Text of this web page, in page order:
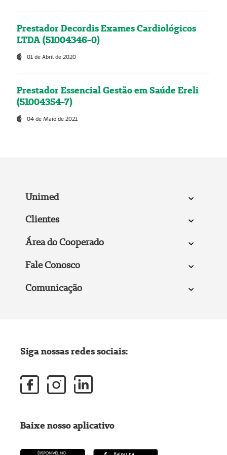
Prestador Decordis Exames Cardiológicos
LTDA (51004346-0)
01 de Abril de 2020
Prestador Essencial Gestão em Saúde Ereli
(51004354-7)
04 de Maio de 2021
Unimed
Clientes
Área do Cooperado
Fale Conosco
Comunicação
Siga nossas redes sociais:
Baixe nosso aplicativo